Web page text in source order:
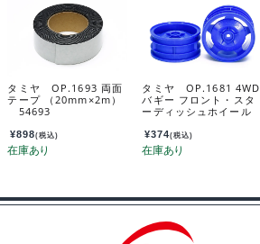
タミヤ OP.1693 両面
テープ （20mm×2m）
54693
¥898(税込)
タミヤ OP.1681 4WD
バギー フロント・スタ
ーディッシュホイール
¥374(税込)